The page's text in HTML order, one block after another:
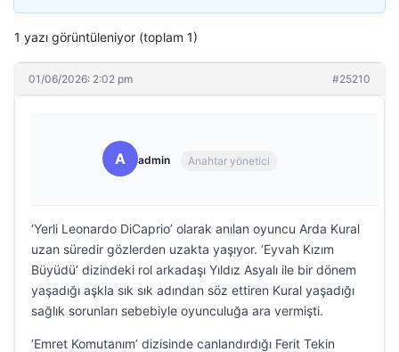
1 yazı görüntüleniyor (toplam 1)
01/06/2026: 2:02 pm #25210
A admin Anahtar yönetici
‘Yerli Leonardo DiCaprio’ olarak anılan oyuncu Arda Kural
uzan süredir gözlerden uzakta yaşıyor. ‘Eyvah Kızım
Büyüdü’ dizindeki rol arkadaşı Yıldız Asyalı ile bir dönem
yaşadığı aşkla sık sık adından söz ettiren Kural yaşadığı
sağlık sorunları sebebiyle oyunculuğa ara vermişti.
‘Emret Komutanım’ dizisinde canlandırdığı Ferit Tekin